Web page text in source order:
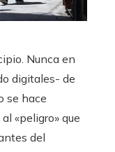
Nunca en
digitales- de
se hace
«peligro» que
del